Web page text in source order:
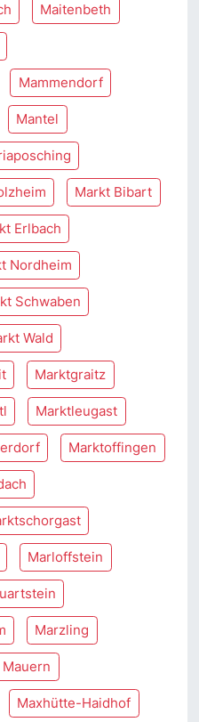
Maitenbeth
Mammendorf
Mantel
Markt Bibart
Erlbach
Nordheim
Schwaben
Wald
Marktgraitz
Marktleugast
Marktoffingen
Marloffstein
Marzling
Mauern
Maxhütte-Haidhof